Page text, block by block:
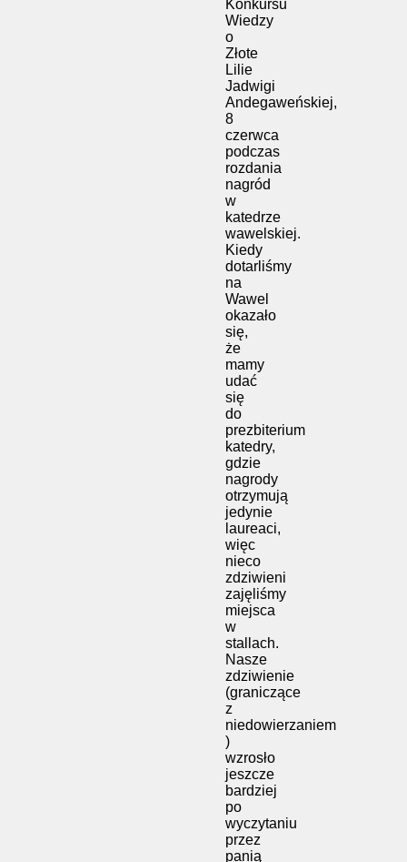
Konkursu
Wiedzy
o
Złote
Lilie
Jadwigi
Andegaweńskiej,
8
czerwca
podczas
rozdania
nagród
w
katedrze
wawelskiej.
Kiedy
dotarliśmy
na
Wawel
okazało
się,
że
mamy
udać
się
do
prezbiterium
katedry,
gdzie
nagrody
otrzymują
jedynie
laureaci,
więc
nieco
zdziwieni
zajęliśmy
miejsca
w
stallach.
Nasze
zdziwienie
(graniczące
z
niedowierzaniem
)
wzrosło
jeszcze
bardziej
po
wyczytaniu
przez
panią